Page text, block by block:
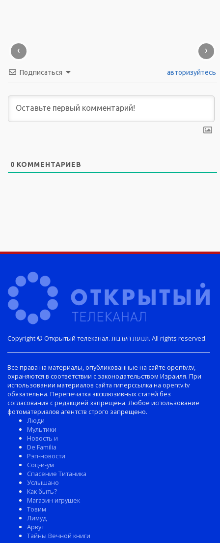
‹ ›
Подписаться авторизуйтесь
0 КОММЕНТАРИЕВ
Copyright © Открытый телеканал. תנועת הערבות. All rights reserved.
Все права на материалы, опубликованные на сайте opentv.tv,
охраняются в соответствии с законодательством Израиля. При
использовании материалов сайта гиперссылка на opentv.tv
обязательна. Перепечатка эксклюзивных статей без
согласования с редакцией запрещена. Любое использование
фотоматериалов агентств строго запрещено.
Люди
Мультики
Новость и
De Familia
Рэп-новости
Соц-и-ум
Спасение Титаника
Услышано
Как быть?
Магазин игрушек
Товим
Лимуд
Арвут
Тайны Вечной книги